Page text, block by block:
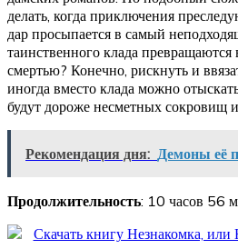
делать, когда приключения
дар просыпается в самый
таинственного клада превращаются
смертью? Конечно, рискнуть и
иногда вместо клада можно
будут дороже несметных сокровищ
Рекомендация дня: Демоны её
Продолжительность: 10 часов 56